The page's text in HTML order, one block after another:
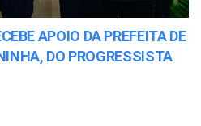
APOIO DA PREFEITA DE
DO PROGRESSISTA